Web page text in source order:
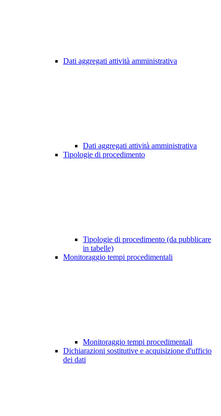
Dati aggregati attività amministrativa
Dati aggregati attività amministrativa
Tipologie di procedimento
Tipologie di procedimento (da pubblicare
in tabelle)
Monitoraggio tempi procedimentali
Monitoraggio tempi procedimentali
Dichiarazioni sostitutive e acquisizione d'ufficio
dei dati